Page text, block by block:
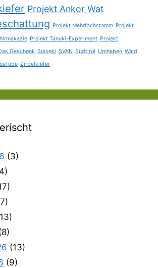
Projekt Ankor Wat
Projekt Mehrfachstamm Projekt
Projekt Tanuki-Experiment Projekt
Geschenk Suiseki SVAN Südtirol Umheben Wald
Zirbelkiefer
(3)
(13)
(9)